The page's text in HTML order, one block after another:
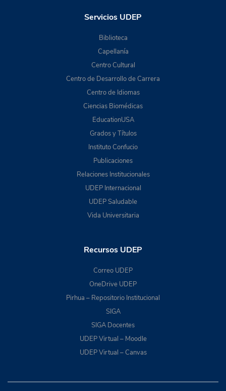
Servicios UDEP
Biblioteca
Capellanía
Centro Cultural
Centro de Desarrollo de Carrera
Centro de Idiomas
Ciencias Biomédicas
EducationUSA
Grados y Títulos
Instituto Confucio
Publicaciones
Relaciones Institucionales
UDEP Internacional
UDEP Saludable
Vida Universitaria
Recursos UDEP
Correo UDEP
OneDrive UDEP
Pirhua – Repositorio Institucional
SIGA
SIGA Docentes
UDEP Virtual – Moodle
UDEP Virtual – Canvas